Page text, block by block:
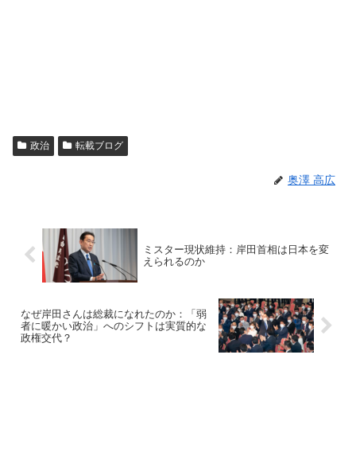
政治 転載ブログ
奥澤 高広
ミスター現状維持：岸田首相は日本を変
えられるのか
なぜ岸田さんは総裁になれたのか：「弱
者に暖かい政治」へのシフトは実質的な
政権交代？